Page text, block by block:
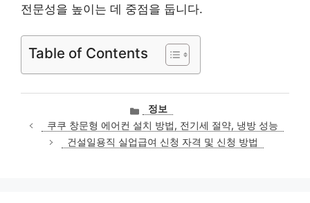
전문성을 높이는 데 중점을 둡니다.
Table of Contents
카
테
고
리
정보
쿠쿠 창문형 에어컨 설치 방법, 전기세 절약, 냉방 성능
건설일용직 실업급여 신청 자격 및 신청 방법